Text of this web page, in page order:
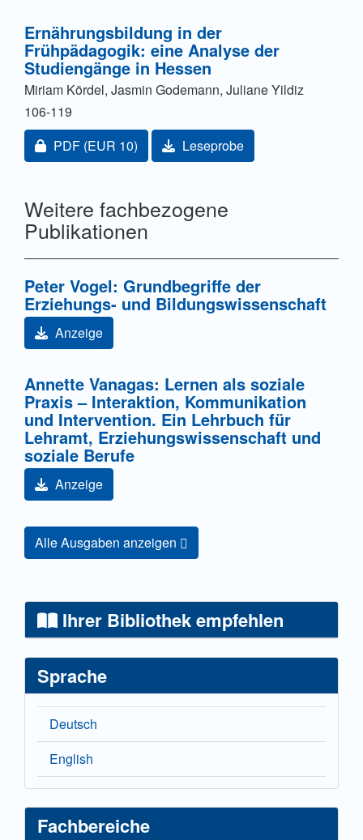
Ernährungsbildung in der
Frühpädagogik: eine Analyse der
Studiengänge in Hessen
Miriam Kördel, Jasmin Godemann, Juliane Yildiz
106-119
Zugang für Abonnent/innen oder durch Zahlung einer
PDF (EUR 10) Leseprobe
Weitere fachbezogene
Publikationen
Peter Vogel: Grundbegriffe der
Erziehungs- und Bildungswissenschaft
Anzeige
Annette Vanagas: Lernen als soziale
Praxis – Interaktion, Kommunikation
und Intervention. Ein Lehrbuch für
Lehramt, Erziehungswissenschaft und
soziale Berufe
Anzeige
Alle Ausgaben anzeigen
Ihrer Bibliothek empfehlen
Sprache
Deutsch
English
Fachbereiche